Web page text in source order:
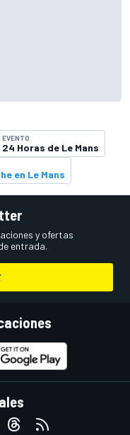
EVENTO
24 Horas de Le Mans
en Le Mans
y ofertas
entrada.